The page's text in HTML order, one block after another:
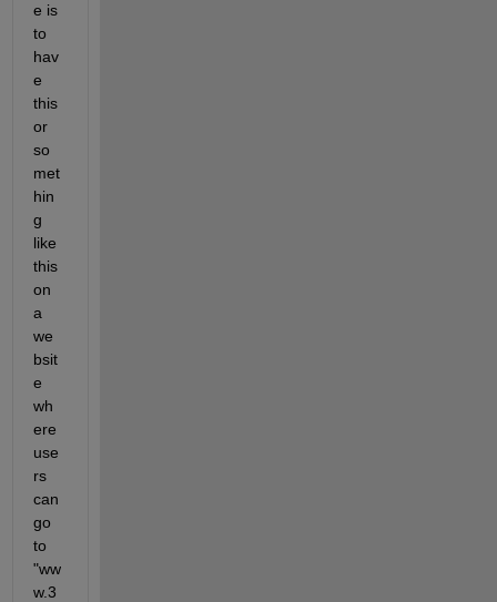
e is
to
hav
e
this
or
so
met
hin
g
like
this
on
a
we
bsit
e
wh
ere
use
rs
can
go
to
"ww
w.3